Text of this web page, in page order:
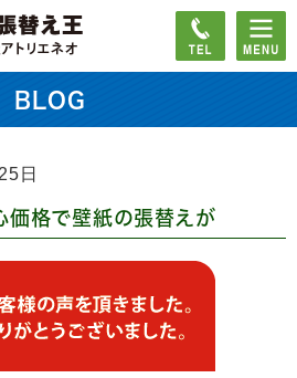
BLOG
日
価格で壁紙の張替えが